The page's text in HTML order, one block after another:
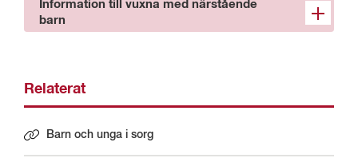
Information till vuxna med närstående
barn
Relaterat
Barn och unga i sorg